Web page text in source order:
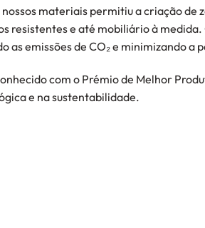
materiais permitiu a criação de
resistentes e até mobiliário à
as emissões de CO₂ e minimizando
com o Prémio de Melhor
e na sustentabilidade.